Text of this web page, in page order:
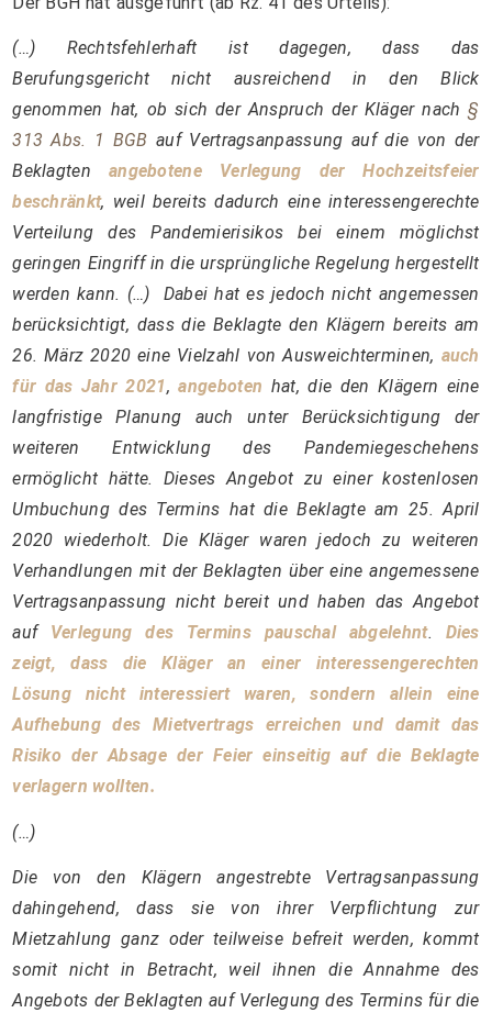
(…) Rechtsfehlerhaft ist dagegen, dass das
Berufungsgericht nicht ausreichend in den Blick
genommen hat, ob sich der Anspruch der Kläger nach§
313 Abs. 1 BGB auf Vertragsanpassung auf die von der
Beklagten angebotene Verlegung der Hochzeitsfeier
beschränkt, weil bereits dadurch eine interessengerechte
Verteilung des Pandemierisikos bei einem möglichst
geringen Eingriff in die ursprüngliche Regelung hergestellt
werden kann. (…) Dabei hat es jedoch nicht angemessen
berücksichtigt, dass die Beklagte den Klägern bereits am
26. März 2020 eine Vielzahl von Ausweichterminen, auch
für das Jahr 2021,angeboten hat, die den Klägern eine
langfristige Planung auch unter Berücksichtigung der
weiteren Entwicklung des Pandemiegeschehens
ermöglicht hätte. Dieses Angebot zu einer kostenlosen
Umbuchung des Termins hat die Beklagte am 25. April
2020 wiederholt. Die Kläger waren jedoch zu weiteren
Verhandlungen mit der Beklagten über eine angemessene
Vertragsanpassung nicht bereit und haben das Angebot
auf Verlegung des Termins pauschal abgelehnt. Dies
zeigt, dass die Kläger an einer interessengerechten
Lösung nicht interessiert waren, sondern allein eine
Aufhebung des Mietvertrags erreichen und damit das
Risiko der Absage der Feier einseitig auf die Beklagte
verlagern wollten.
(…)
Die von den Klägern angestrebte Vertragsanpassung
dahingehend, dass sie von ihrer Verpflichtung zur
Mietzahlung ganz oder teilweise befreit werden, kommt
somit nicht in Betracht, weil ihnen die Annahme des
Angebots der Beklagten auf Verlegung des Termins für die